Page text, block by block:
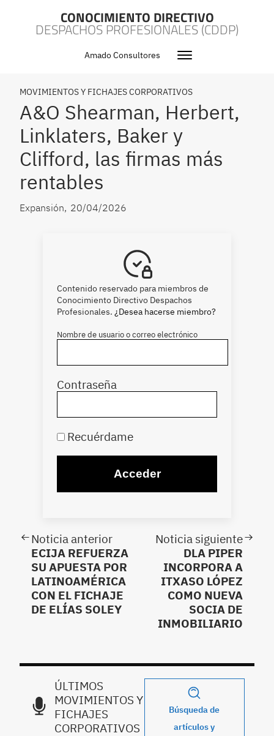
CONOCIMIENTO DIRECTIVO
DESPACHOS PROFESIONALES (CDDP)
Amado Consultores
MOVIMIENTOS Y FICHAJES CORPORATIVOS
A&O Shearman, Herbert,
Linklaters, Baker y
Clifford, las firmas más
rentables
Expansión, 20/04/2026
Contenido reservado para miembros de
Conocimiento Directivo Despachos
Profesionales. ¿Desea hacerse miembro?
Nombre de usuario o correo electrónico
Contraseña
Recuérdame
Noticia anterior
ECIJA REFUERZA
SU APUESTA POR
LATINOAMÉRICA
CON EL FICHAJE
DE ELÍAS SOLEY
Noticia siguiente
DLA PIPER
INCORPORA A
ITXASO LÓPEZ
COMO NUEVA
SOCIA DE
INMOBILIARIO
ÚLTIMOS
MOVIMIENTOS Y
FICHAJES
CORPORATIVOS
Búsqueda de
artículos y